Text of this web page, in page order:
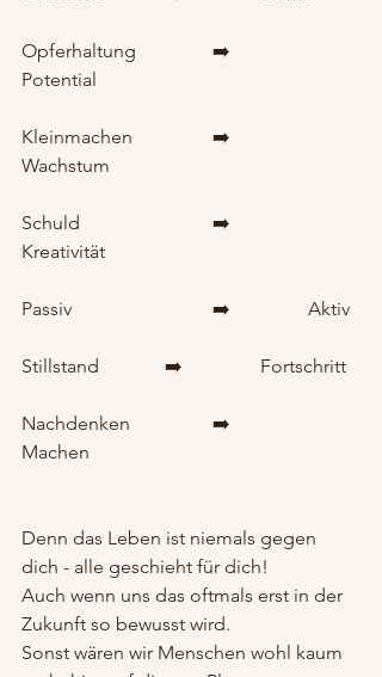
Opferhaltung 		➡️
Potential
Kleinmachen 		➡️
Wachstum
Schuld 			➡️
Kreativität
Passiv 			➡️ 		Aktiv
Stillstand 		➡️ 		Fortschritt
Nachdenken		➡️
Machen
Denn das Leben ist niemals gegen
dich - alle geschieht für dich!
Auch wenn uns das oftmals erst in der
Zukunft so bewusst wird.
Sonst wären wir Menschen wohl kaum